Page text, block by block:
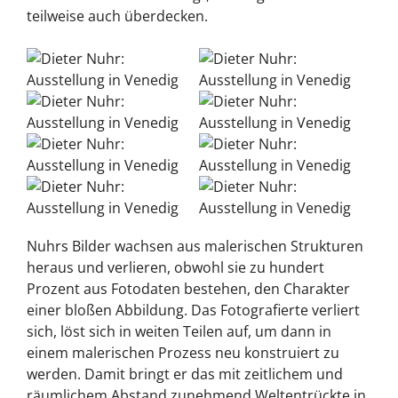
teilweise auch überdecken.
Nuhrs Bilder wachsen aus malerischen Strukturen
heraus und verlieren, obwohl sie zu hundert
Prozent aus Fotodaten bestehen, den Charakter
einer bloßen Abbildung. Das Fotografierte verliert
sich, löst sich in weiten Teilen auf, um dann in
einem malerischen Prozess neu konstruiert zu
werden. Damit bringt er das mit zeitlichem und